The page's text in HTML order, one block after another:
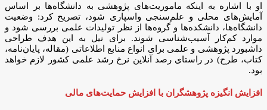
او با اشاره به اینکه ماموریت‌های پژوهشی به دانشگاه‌ها بر اساس
آمایش‌های محلی و علم‌سنجی واسپاری شود، تصریح کرد: وضعیت
دانشگاه‌ها، دانشکده‌ها و گروه‌ها از نظر تولیدات علمی بررسی شود و
موارد کم‌کار آسیب‌شناسی شوند. برای نیل به این هدف طراحی
داشبورد پژوهشی و علمی برای انواع منابع اطلاعاتی (مقاله، پایان‌نامه،
کتاب، طرح) در راستای رصد آنلاین نرخ رشد علمی کشور لازم خواهد
بود.
افزایش انگیزه پژوهشگران با افزایش حمایت‌های مالی